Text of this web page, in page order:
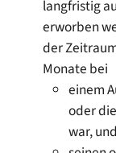
langfristig
erworben
der
Monate bei
einem
oder
war, und